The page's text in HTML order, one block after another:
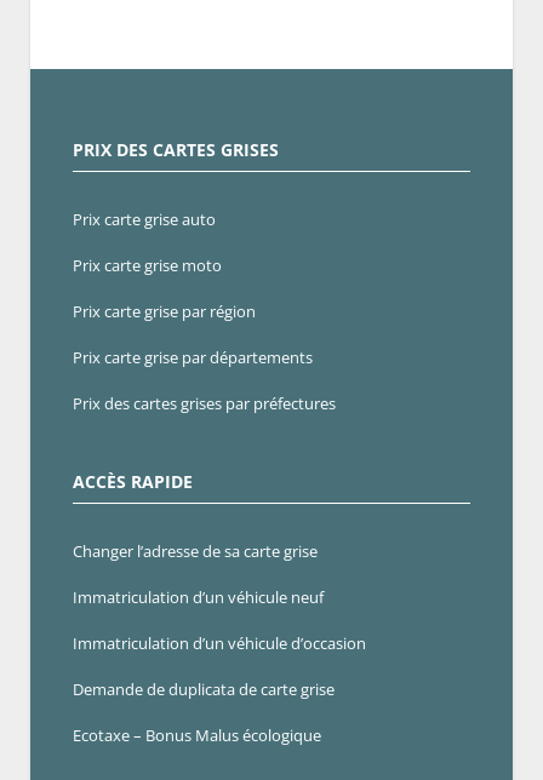
PRIX DES CARTES GRISES
Prix carte grise auto
Prix carte grise moto
Prix carte grise par région
Prix carte grise par départements
Prix des cartes grises par préfectures
ACCÈS RAPIDE
Changer l’adresse de sa carte grise
Immatriculation d’un véhicule neuf
Immatriculation d’un véhicule d’occasion
Demande de duplicata de carte grise
Ecotaxe – Bonus Malus écologique